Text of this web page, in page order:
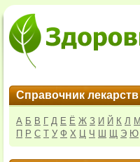
Справочник лекарств
А Б В Г Д Е Ё Ж З И Й К Л М
П Р С Т У Ф Х Ц Ч Ш Щ Э Ю